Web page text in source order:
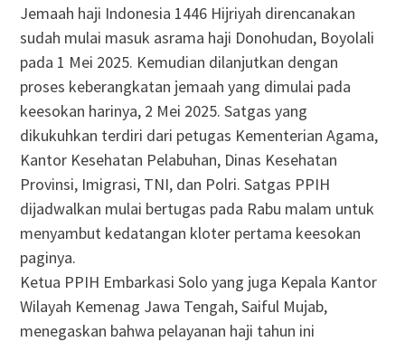
Jemaah haji Indonesia 1446 Hijriyah direncanakan
sudah mulai masuk asrama haji Donohudan, Boyolali
pada 1 Mei 2025. Kemudian dilanjutkan dengan
proses keberangkatan jemaah yang dimulai pada
keesokan harinya, 2 Mei 2025. Satgas yang
dikukuhkan terdiri dari petugas Kementerian Agama,
Kantor Kesehatan Pelabuhan, Dinas Kesehatan
Provinsi, Imigrasi, TNI, dan Polri. Satgas PPIH
dijadwalkan mulai bertugas pada Rabu malam untuk
menyambut kedatangan kloter pertama keesokan
paginya.
Ketua PPIH Embarkasi Solo yang juga Kepala Kantor
Wilayah Kemenag Jawa Tengah, Saiful Mujab,
menegaskan bahwa pelayanan haji tahun ini